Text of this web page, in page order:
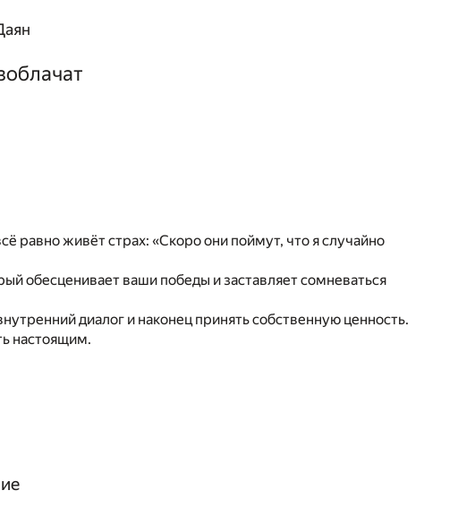
равно живёт страх: «Скоро они поймут, что я случайно
обесценивает ваши победы и заставляет сомневаться
диалог и наконец принять собственную ценность.
настоящим.